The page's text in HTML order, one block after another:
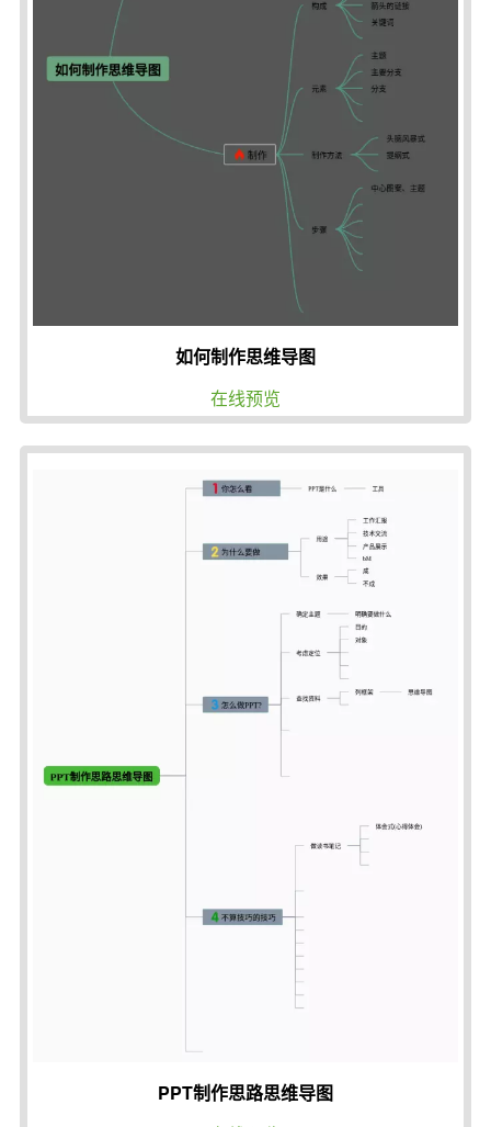
如何制作思维导图
在线预览
PPT制作思路思维导图